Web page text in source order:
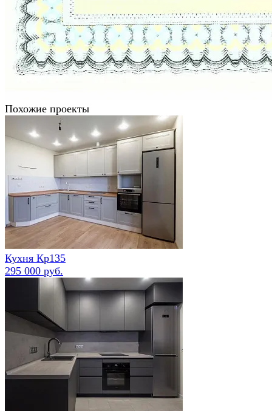
Похожие проекты
Кухня Кр135
295 000 руб.